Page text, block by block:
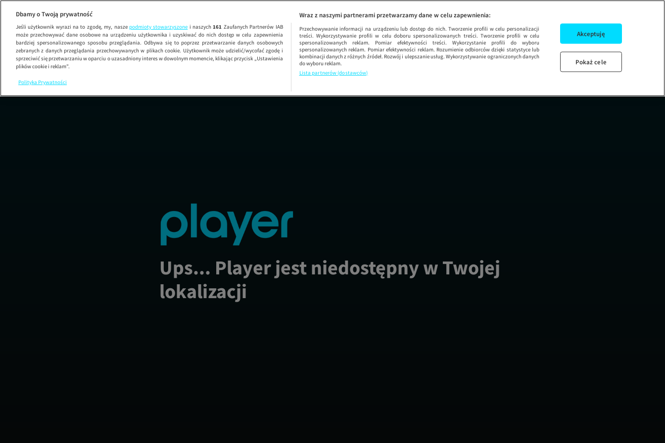
Kobieta na krańcu świata
SEZON 4 ODCINEK 2
Ups... Player jest niedostępny w Twojej
lokalizacji
Dbamy o Twoją prywatność
Jeśli użytkownik wyrazi na to zgodę, my, nasze podmioty stowarzyszone i naszych161 Zaufanych Partnerów IAB
może przechowywać dane osobowe na urządzeniu użytkownika i uzyskiwać do nich dostęp w celu zapewnienia
bardziej spersonalizowanego sposobu przeglądania. Odbywa się to poprzez przetwarzanie danych osobowych
zebranych z danych przeglądania przechowywanych w plikach cookie. Użytkownik może udzielić/wycofać zgodę i
sprzeciwić się przetwarzaniu w oparciu o uzasadniony interes w dowolnym momencie, klikając przycisk „Ustawienia
plików cookie i reklam”.
Polityka Prywatności
Wraz z naszymi partnerami przetwarzamy dane w celu zapewnienia:
Przechowywanie informacji na urządzeniu lub dostęp do nich. Tworzenie profili w celu personalizacji
treści. Wykorzystywanie profili w celu doboru spersonalizowanych treści. Tworzenie profili w celu
spersonalizowanych reklam. Pomiar efektywności treści. Wykorzystanie profili do wyboru
spersonalizowanych reklam. Pomiar efektywności reklam. Rozumienie odbiorców dzięki statystyce lub
kombinacji danych z różnych źródeł. Rozwój i ulepszanie usług. Wykorzystywanie ograniczonych danych
do wyboru reklam.
Lista partnerów (dostawców)
Akceptuję
Pokaż cele